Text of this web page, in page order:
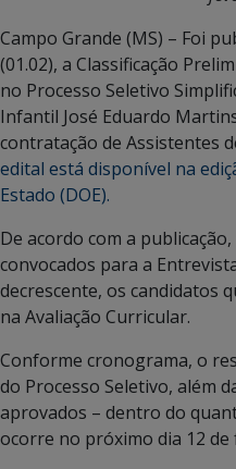
Campo Grande (MS) – Foi
(01.02), a Classificação
no Processo Seletivo
Infantil José Eduardo
contratação de Assistentes
edital está disponível na
Estado (DOE).
De acordo com a
convocados para a
decrescente, os candidatos
na Avaliação Curricular.
Conforme cronograma, o
do Processo Seletivo, além
aprovados – dentro do
ocorre no próximo dia 12 de